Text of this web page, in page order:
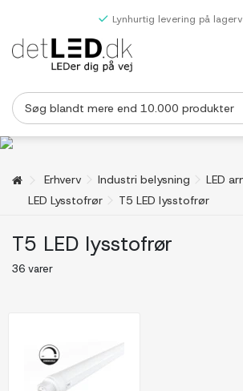
Lynhurtig levering på
Erhverv Industri belysning
LED
LED Lysstofrør
T5 LED lysstofrør
T5 LED lysstofrør
36 varer